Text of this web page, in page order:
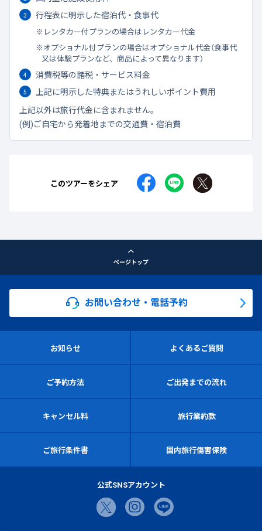
行程表に明示した宿泊代・食事代
レンタカー付プランの場合はレンタカー代金
オプショナル付プランの場合はオプショナル代金（食事代
又は体験プランなど、商品によって異なります）
消費税等の諸税・サービス料金
上記に明示した特典またはうれしいポイント費用
上記以外は旅行代金に含まれません。
(例)ご自宅から発着地までの交通費・宿泊費
このツアーをシェア
ページトップ
お問い合わせ・電話予約
お知らせ よくあるご質問
ご予約方法 ご出発までの流れ
キャンセル料 旅行業約款
ご旅行条件書 国内旅行傷害保険
公式SNSアカウント